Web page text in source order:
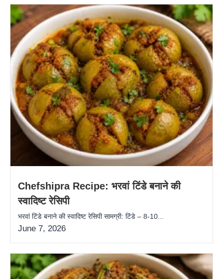
Chefshipra Recipe: भरवां टिंडे बनाने की
स्वादिष्ट रेसिपी
भरवां टिंडे बनाने की स्वादिष्ट रेसिपी सामग्री: टिंडे – 8-10...
June 7, 2026